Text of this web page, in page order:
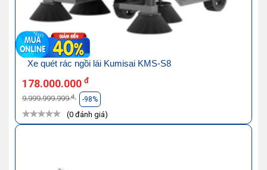
Xe quét rác ngồi lái Kumisai KMS-S8
178.000.000 đ
9.999.999.999đ -98%
(0 đánh giá)